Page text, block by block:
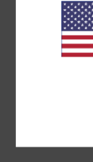
biologico